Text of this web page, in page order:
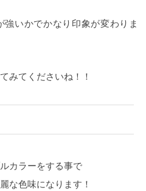
いかでかなり印象が変わりま
みてくださいね！！
カラーをする事で
な色味になります！